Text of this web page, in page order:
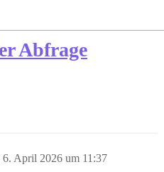
Abfrage
6. April 2026 um 11:37